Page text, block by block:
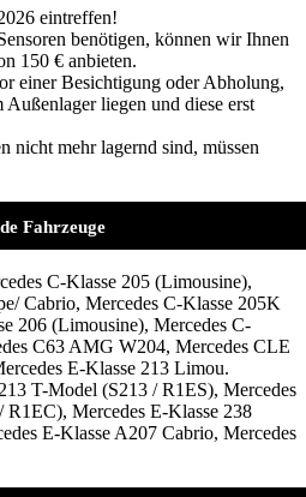
eintreffen!
benötigen, können wir Ihnen
150 € anbieten.
einer Besichtigung oder Abholung,
liegen und diese erst
nicht mehr lagernd sind, müssen
Fahrzeuge
C-Klasse 205 (Limousine),
Cabrio, Mercedes C-Klasse 205K
206 (Limousine), Mercedes C-
C63 AMG W204, Mercedes CLE
E-Klasse 213 Limou.
T-Model (S213 / R1ES), Mercedes
Mercedes E-Klasse 238
E-Klasse A207 Cabrio, Mercedes